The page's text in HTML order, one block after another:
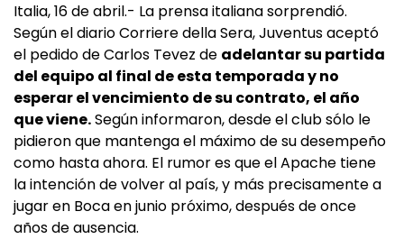
Italia, 16 de abril.- La prensa italiana sorprendió.
Según el diario Corriere della Sera, Juventus aceptó
el pedido de Carlos Tevez de adelantar su partida
del equipo al final de esta temporada y no
esperar el vencimiento de su contrato, el año
que viene.Según informaron, desde el club sólo le
pidieron que mantenga el máximo de su desempeño
como hasta ahora. El rumor es que el Apache tiene
la intención de volver al país, y más precisamente a
jugar en Boca en junio próximo, después de once
años de ausencia.